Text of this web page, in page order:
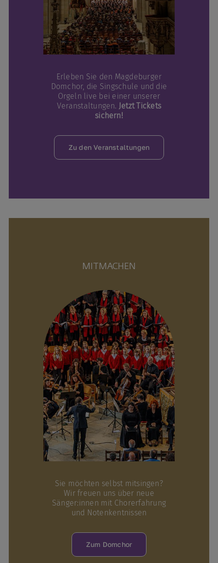
Erleben Sie den Magdeburger
Domchor, die Singschule und die
Orgeln live bei einer unserer
Veranstaltungen. Jetzt Tickets
sichern!
Zu den Veranstaltungen
MITMACHEN
Sie möchten selbst mitsingen?
Wir freuen uns über neue
Sänger:innen mit Chorerfahrung
und Notenkentnissen
Zum Domchor